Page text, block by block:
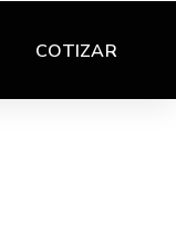
COTIZAR